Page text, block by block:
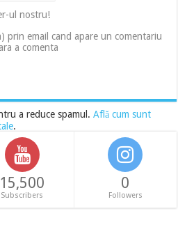
ul nostru!
prin email cand apare un comentariu
a comenta
a reduce spamul.Află cum sunt
.
15,500
Subscribers
0
Followers